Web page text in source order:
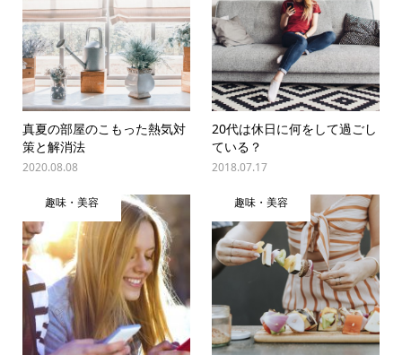
真夏の部屋のこもった熱気対
策と解消法
2020.08.08
20代は休日に何をして過ごし
ている？
2018.07.17
趣味・美容 趣味・美容